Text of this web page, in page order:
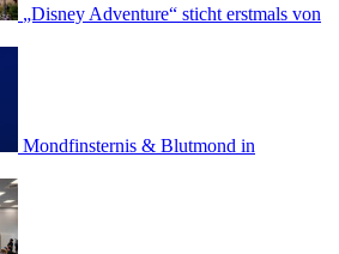
„Disney Adventure“ sticht erstmals von
Mondfinsternis & Blutmond in